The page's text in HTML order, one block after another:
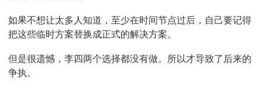
如果不想让太多人知道，至少在时间节点过后，自己要记得
把这些临时方案替换成正式的解决方案。
但是很遗憾，李四两个选择都没有做。所以才导致了后来的
争执。